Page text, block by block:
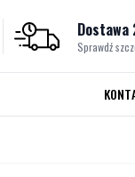
Dostawa
Sprawdź